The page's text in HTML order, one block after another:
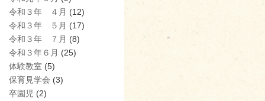
令和３年 ４月 (12)
令和３年 ５月 (17)
令和３年 ７月 (8)
令和３年６月 (25)
体験教室 (5)
保育見学会 (3)
卒園児 (2)